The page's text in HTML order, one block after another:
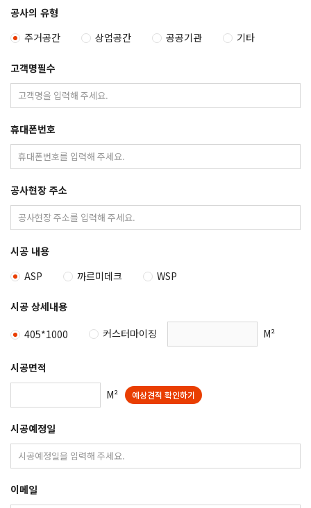
공사의 유형
주거공간
상업공간 공공기관 기타
고객명필수
휴대폰번호
공사현장 주소
시공 내용
ASP
까르미데크 WSP
시공 상세내용
405*1000
커스터마이징 M²
시공면적
M²
예상견적 확인하기
시공예정일
이메일